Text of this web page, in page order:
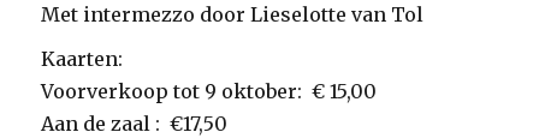
Met intermezzo door Lieselotte van Tol
Kaarten:
Voorverkoop tot 9 oktober: € 15,00
Aan de zaal : €17,50